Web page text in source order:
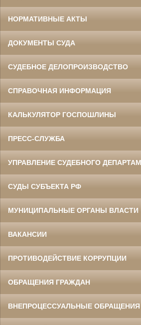
НОРМАТИВНЫЕ АКТЫ
ДОКУМЕНТЫ СУДА
СУДЕБНОЕ ДЕЛОПРОИЗВОДСТВО
СПРАВОЧНАЯ ИНФОРМАЦИЯ
КАЛЬКУЛЯТОР ГОСПОШЛИНЫ
ПРЕСС-СЛУЖБА
УПРАВЛЕНИЕ СУДЕБНОГО
СУДЫ СУБЪЕКТА РФ
МУНИЦИПАЛЬНЫЕ ОРГАНЫ ВЛАСТИ
ВАКАНСИИ
ПРОТИВОДЕЙСТВИЕ КОРРУПЦИИ
ОБРАЩЕНИЯ ГРАЖДАН
ВНЕПРОЦЕССУАЛЬНЫЕ ОБРАЩЕНИЯ